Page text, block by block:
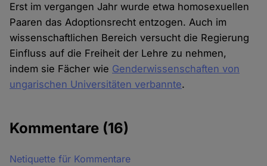
Erst im vergangen Jahr wurde etwa homosexuellen
Paaren das Adoptionsrecht entzogen. Auch im
wissenschaftlichen Bereich versucht die Regierung
Einfluss auf die Freiheit der Lehre zu nehmen,
indem sie Fächer wie Genderwissenschaften von
ungarischen Universitäten verbannte.
Kommentare (16)
Netiquette für Kommentare